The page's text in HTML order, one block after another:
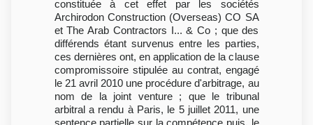
constituée à cet effet par les sociétés
Archirodon Construction (Overseas) CO SA
et The Arab Contractors I... & Co ; que des
différends étant survenus entre les parties,
ces dernières ont, en application de la clause
compromissoire stipulée au contrat, engagé
le 21 avril 2010 une procédure d'arbitrage, au
nom de la joint venture ; que le tribunal
arbitral a rendu à Paris, le 5 juillet 2011, une
sentence partielle sur la compétence puis, le